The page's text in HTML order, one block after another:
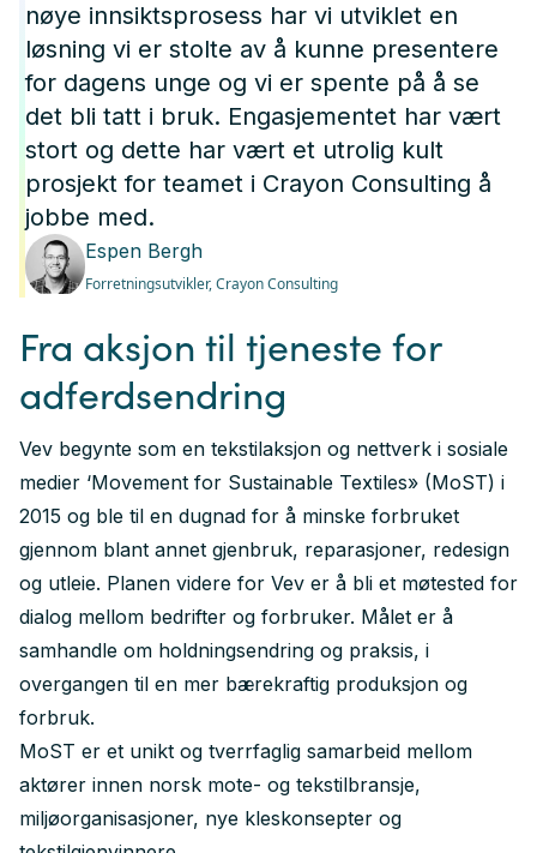
nøye innsiktsprosess har vi utviklet en
løsning vi er stolte av å kunne presentere
for dagens unge og vi er spente på å se
det bli tatt i bruk. Engasjementet har vært
stort og dette har vært et utrolig kult
prosjekt for teamet i Crayon Consulting å
jobbe med.
Espen Bergh
Forretningsutvikler,Crayon Consulting
Fra aksjon til tjeneste for
adferdsendring
Vev begynte som en tekstilaksjon og nettverk i sosiale
medier ‘Movement for Sustainable Textiles» (MoST) i
2015 og ble til en dugnad for å minske forbruket
gjennom blant annet gjenbruk, reparasjoner, redesign
og utleie. Planen videre for Vev er å bli et møtested for
dialog mellom bedrifter og forbruker. Målet er å
samhandle om holdningsendring og praksis, i
overgangen til en mer bærekraftig produksjon og
forbruk.
MoST er et unikt og tverrfaglig samarbeid mellom
aktører innen norsk mote- og tekstilbransje,
miljøorganisasjoner, nye kleskonsepter og